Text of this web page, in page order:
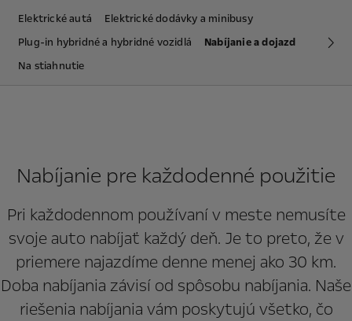
Elektrické autá
Elektrické dodávky a minibusy
Plug-in hybridné a hybridné vozidlá
Nabíjanie a dojazd
Na stiahnutie
Nabíjanie pre každodenné použitie
Pri každodennom používaní v meste nemusíte
svoje auto nabíjať každý deň. Je to preto, že v
priemere najazdíme denne menej ako 30 km.
Doba nabíjania závisí od spôsobu nabíjania. Naše
riešenia nabíjania vám poskytujú všetko, čo